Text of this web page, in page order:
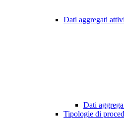
Dati aggregati
Dati
Tipologie di